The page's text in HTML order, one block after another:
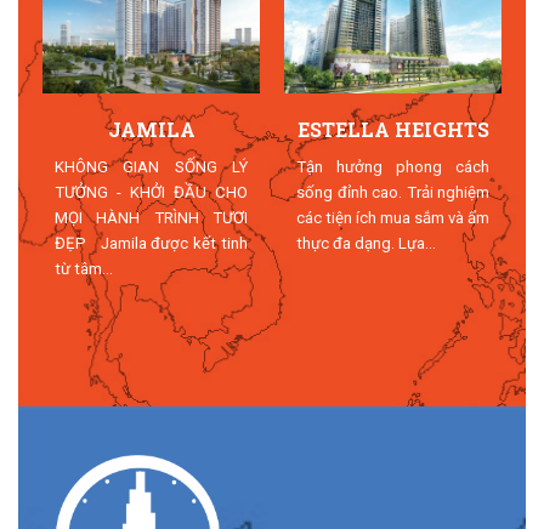
JAMILA
KHÔNG GIAN SỐNG LÝ
TƯỞNG - KHỞI ĐẦU CHO
MỌI HÀNH TRÌNH TƯƠI
ĐẸP Jamila được kết tinh
từ tâm...
ESTELLA HEIGHTS
Tận hưởng phong cách
sống đỉnh cao. Trải nghiệm
các tiện ích mua sắm và ẩm
thực đa dạng. Lựa...